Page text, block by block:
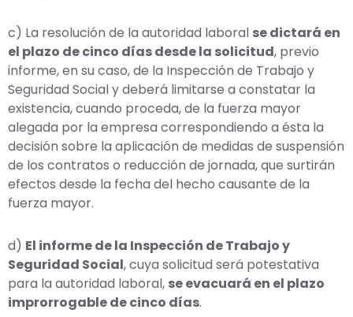
c) La resolución de la autoridad laboral se dictará en
el plazo de cinco días desde la solicitud, previo
informe, en su caso, de la Inspección de Trabajo y
Seguridad Social y deberá limitarse a constatar la
existencia, cuando proceda, de la fuerza mayor
alegada por la empresa correspondiendo a ésta la
decisión sobre la aplicación de medidas de suspensión
de los contratos o reducción de jornada, que surtirán
efectos desde la fecha del hecho causante de la
fuerza mayor.
d) El informe de la Inspección de Trabajo y
Seguridad Social, cuya solicitud será potestativa
para la autoridad laboral, se evacuará en el plazo
improrrogable de cinco días.